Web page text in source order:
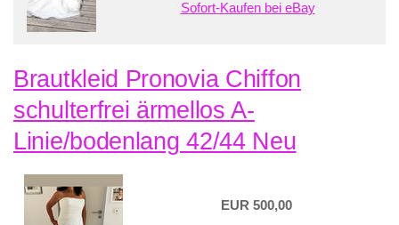
Sofort-Kaufen bei eBay
Brautkleid Pronovia Chiffon
schulterfrei ärmellos A-
Linie/bodenlang 42/44 Neu
EUR 500,00